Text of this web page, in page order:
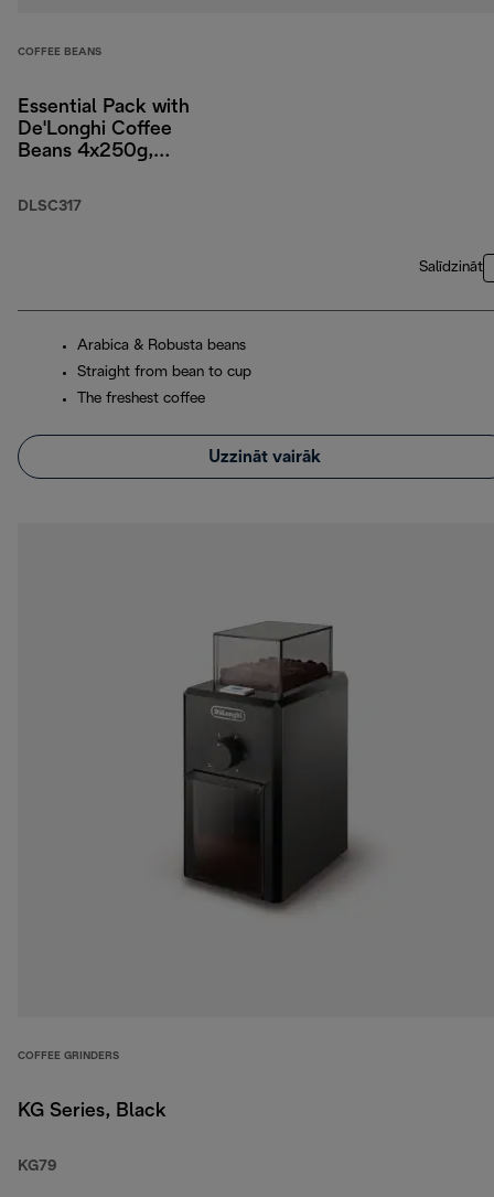
COFFEE BEANS
Essential Pack with
De'Longhi Coffee
Beans 4x250g,
x2, and Water Filter
DLSC317
Salīdzināt
Arabica & Robusta beans
Straight from bean to cup
The freshest coffee
Uzzināt vairāk
COFFEE GRINDERS
KG Series, Black
KG79